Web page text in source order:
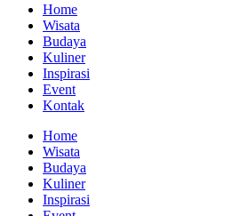
Home
Wisata
Budaya
Kuliner
Inspirasi
Event
Kontak
Home
Wisata
Budaya
Kuliner
Inspirasi